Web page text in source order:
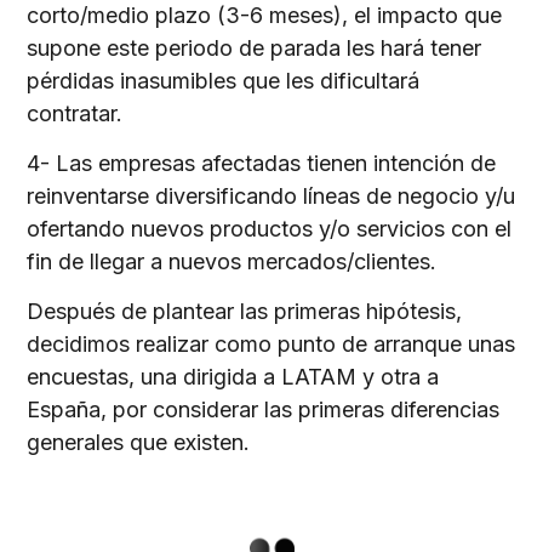
corto/medio plazo (3-6 meses), el impacto que
supone este periodo de parada les hará tener
pérdidas inasumibles que les dificultará
contratar.
4- Las empresas afectadas tienen intención de
reinventarse diversificando líneas de negocio y/u
ofertando nuevos productos y/o servicios con el
fin de llegar a nuevos mercados/clientes.
Después de plantear las primeras hipótesis,
decidimos realizar como punto de arranque unas
encuestas, una dirigida a LATAM y otra a
España, por considerar las primeras diferencias
generales que existen.